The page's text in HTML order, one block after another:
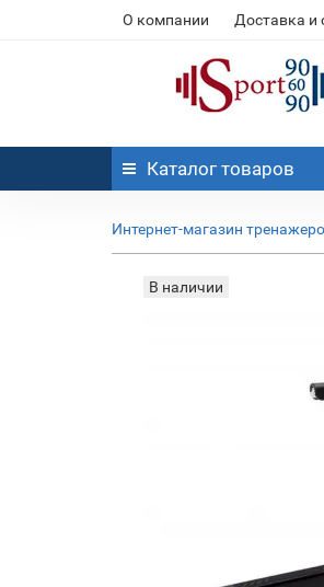
О компании Доставка и
Каталог товаров
Интернет-магазин
В наличии